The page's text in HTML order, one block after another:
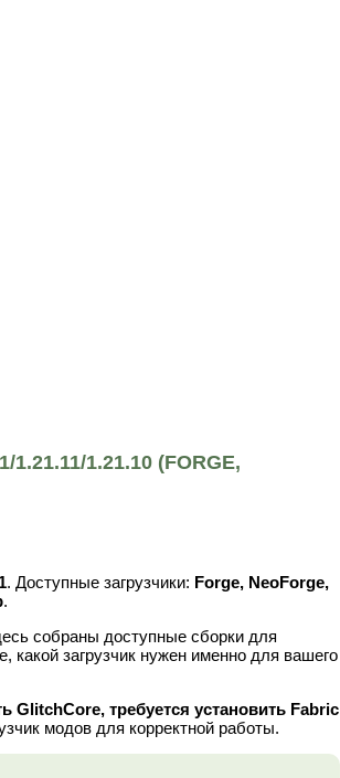
1.21.10 (FORGE,
. Доступные загрузчики: Forge, NeoForge,
.
собраны доступные сборки для
какой загрузчик нужен именно для вашего
GlitchCore, требуется установить Fabric
модов для корректной работы.